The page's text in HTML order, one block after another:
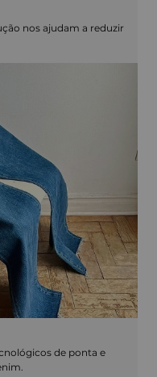
nos ajudam a reduzir
de ponta e